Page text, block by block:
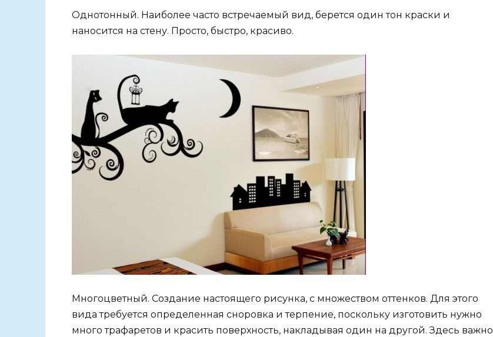
Однотонный. Наиболее часто встречаемый вид, берется один тон краски и
наносится на стену. Просто, быстро, красиво.
Многоцветный. Создание настоящего рисунка, с множеством оттенков. Для этого
вида требуется определенная сноровка и терпение, поскольку изготовить нужно
много трафаретов и красить поверхность, накладывая один на другой. Здесь важно